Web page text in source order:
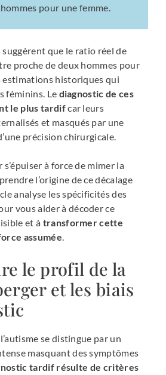
pour une femme.
suggèrent que le ratio réel de
proche de deux hommes pour
estimations historiques qui
féminins. Le diagnostic de ces
le plus tardifcar leurs
et masqués par une
précision chirurgicale.
à force de mimer la
l’origine de ce décalage
analyse les spécificités des
vous aider à décoder ce
et à transformer cette
assumée.
le profil de la
et les biais
se distingue par un
masquant des symptômes
tardif résulte de critères